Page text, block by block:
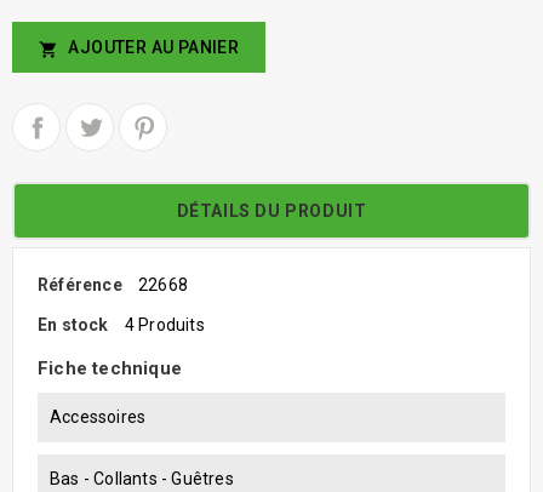
 AJOUTER AU PANIER
DÉTAILS DU PRODUIT
Référence 22668
En stock 4 Produits
Fiche technique
Accessoires
Bas - Collants - Guêtres